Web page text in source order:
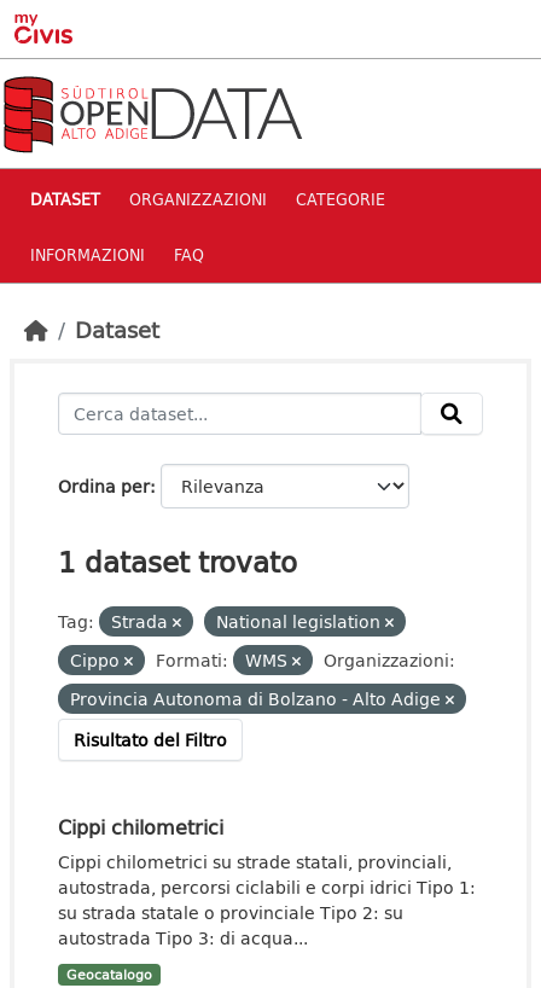
Skip to main content
DATASET ORGANIZZAZIONI CATEGORIE
INFORMAZIONI FAQ
Dataset
Ordina per
1 dataset trovato
Tag: Strada
National legislation
Cippo
Formati: WMS
Organizzazioni:
Provincia Autonoma di Bolzano - Alto Adige
Risultato del Filtro
Cippi chilometrici
Cippi chilometrici su strade statali, provinciali,
autostrada, percorsi ciclabili e corpi idrici Tipo 1:
su strada statale o provinciale Tipo 2: su
autostrada Tipo 3: di acqua...
Geocatalogo